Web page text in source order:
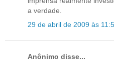
a verdade.
29 de abril de 2009 às
Anônimo disse...